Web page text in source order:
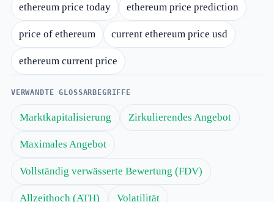
ethereum price today ethereum price prediction
price of ethereum current ethereum price usd
ethereum current price
VERWANDTE GLOSSARBEGRIFFE
Marktkapitalisierung Zirkulierendes Angebot
Maximales Angebot
Vollständig verwässerte Bewertung (FDV)
Allzeithoch (ATH) Volatilität